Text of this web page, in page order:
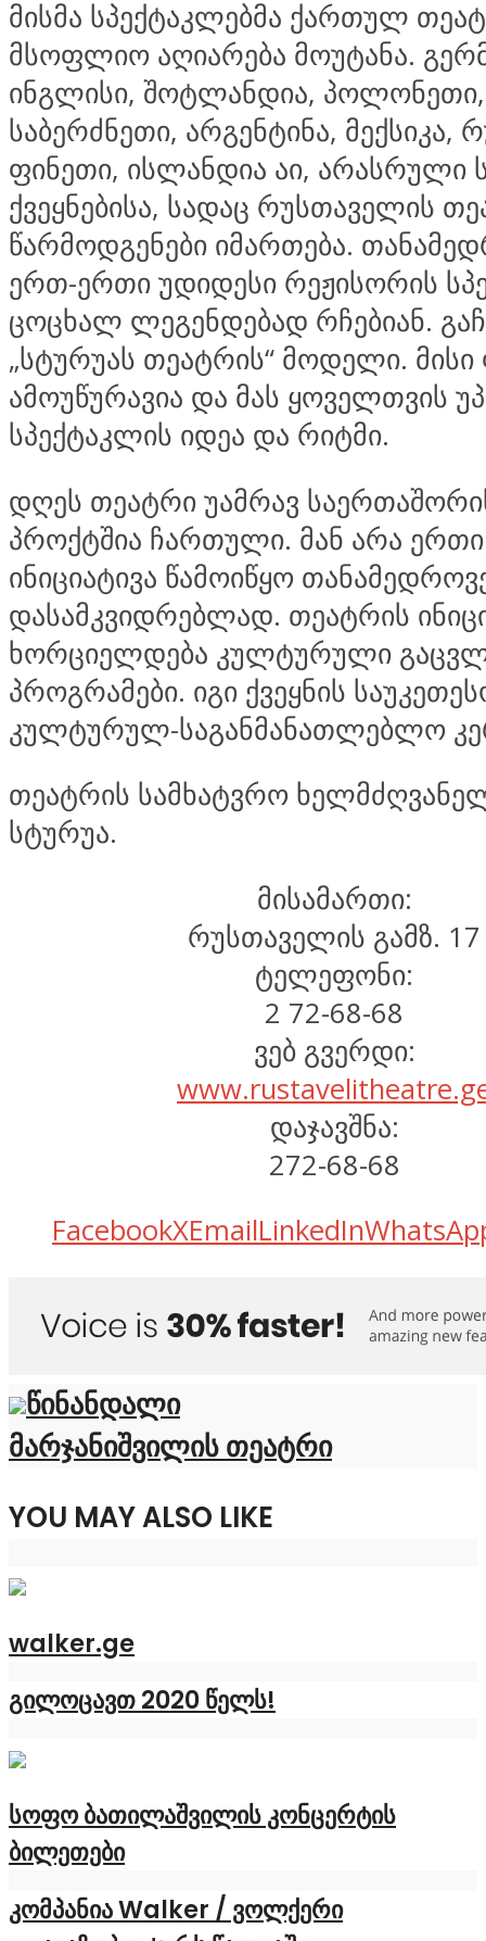
მისმა სპექტაკლებმა ქართულ
მსოფლიო აღიარება მოუტანა.
ინგლისი, შოტლანდია, პოლონეთი,
საბერძნეთი, არგენტინა, მექსიკა,
ფინეთი, ისლანდია აი, არასრული
ქვეყნებისა, სადაც რუსთაველის
წარმოდგენები იმართება.
ერთ-ერთი უდიდესი რეჟისორის
ცოცხალ ლეგენდებად რჩებიან.
„სტურუას თეატრის“ მოდელი. მისი
ამოუწურავია და მას ყოველთვის
სპექტაკლის იდეა და რიტმი.
დღეს თეატრი უამრავ
პროქტშია ჩართული. მან არა
ინიციატივა წამოიწყო
დასამკვიდრებლად. თეატრის
ხორციელდება კულტურული
პროგრამები. იგი ქვეყნის
კულტურულ-საგანმანათლებლო
თეატრის სამხატვრო
სტურუა.
მისამართი:
რუსთაველის გამზ. 17
ტელეფონი:
2 72-68-68
ვებ გვერდი:
დაჯავშნა:
272-68-68
FacebookXEmailLinkedIn
წინანდალი
მარჯანიშვილის თეატრი
YOU MAY ALSO LIKE
walker.ge
გილოცავთ 2020 წელს!
სოფო ბათილაშვილის კონცერტის
ბილეთები
კომპანია Walker / ვოლქერი